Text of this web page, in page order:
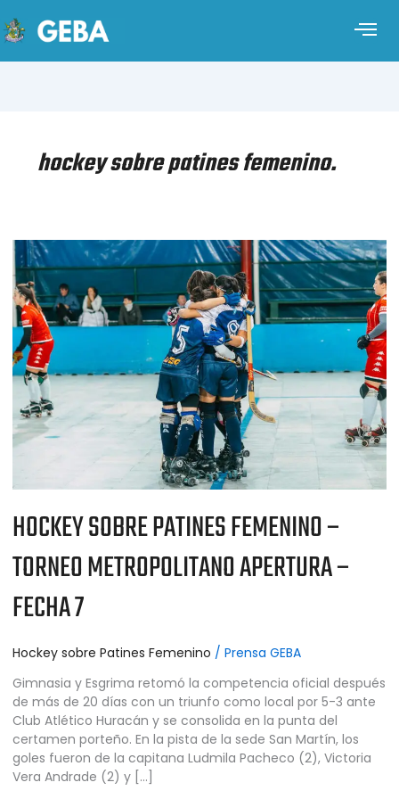
hockey sobre patines femenino.
HOCKEY SOBRE PATINES FEMENINO –
TORNEO METROPOLITANO APERTURA –
FECHA 7
Hockey sobre Patines Femenino / Prensa GEBA
Gimnasia y Esgrima retomó la competencia oficial después
de más de 20 días con un triunfo como local por 5-3 ante
Club Atlético Huracán y se consolida en la punta del
certamen porteño. En la pista de la sede San Martín, los
goles fueron de la capitana Ludmila Pacheco (2), Victoria
Vera Andrade (2) y […]
HOCKEY
SOBRE
PATINES
FEMENINO
–
TORNEO
METROPOLITANO
APERTURA
FECHA
7